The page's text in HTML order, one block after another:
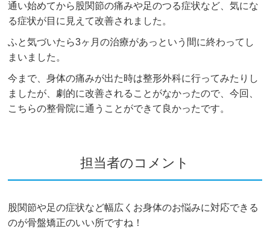
通い始めてから股関節の痛みや足のつる症状など、気にな
る症状が目に見えて改善されました。
ふと気づいたら3ヶ月の治療があっという間に終わってし
まいました。
今まで、身体の痛みが出た時は整形外科に行ってみたりし
ましたが、劇的に改善されることがなかったので、今回、
こちらの整骨院に通うことができて良かったです。
担当者のコメント
股関節や足の症状など幅広くお身体のお悩みに対応できる
のが骨盤矯正のいい所ですね！